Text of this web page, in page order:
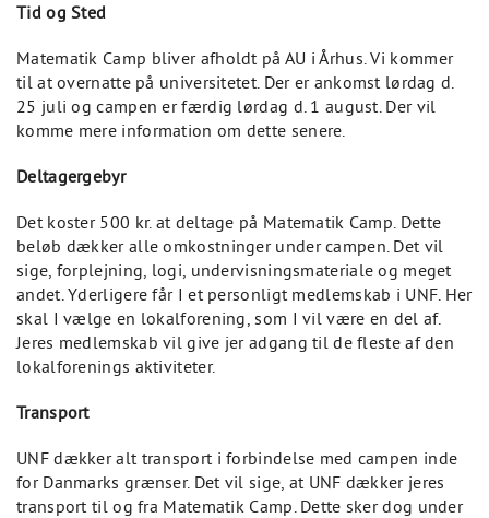
Tid og Sted
Matematik Camp bliver afholdt på AU i Århus. Vi kommer
til at overnatte på universitetet. Der er ankomst lørdag d.
25 juli og campen er færdig lørdag d. 1 august. Der vil
komme mere information om dette senere.
Deltagergebyr
Det koster 500 kr. at deltage på Matematik Camp. Dette
beløb dækker alle omkostninger under campen. Det vil
sige, forplejning, logi, undervisningsmateriale og meget
andet. Yderligere får I et personligt medlemskab i UNF. Her
skal I vælge en lokalforening, som I vil være en del af.
Jeres medlemskab vil give jer adgang til de fleste af den
lokalforenings aktiviteter.
Transport
UNF dækker alt transport i forbindelse med campen inde
for Danmarks grænser. Det vil sige, at UNF dækker jeres
transport til og fra Matematik Camp. Dette sker dog under